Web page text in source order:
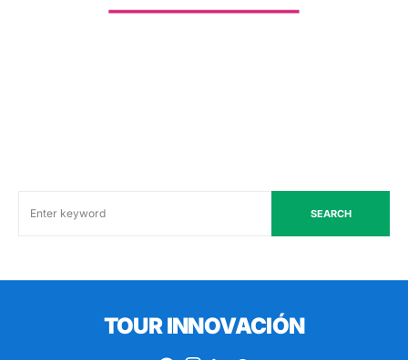
SEARCH
TOUR INNOVACIÓN